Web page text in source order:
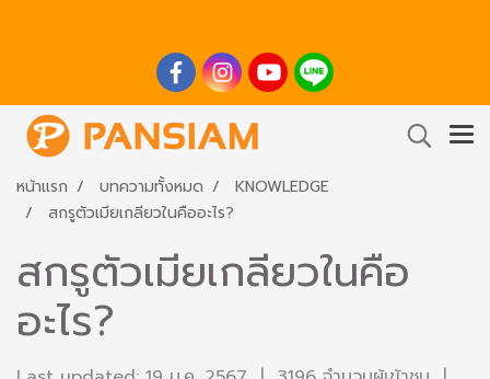
หน้าแรก บทความทั้งหมด
KNOWLEDGE
สกรูตัวเมียเกลียวในคืออะไร?
สกรูตัวเมียเกลียวในคือ
อะไร?